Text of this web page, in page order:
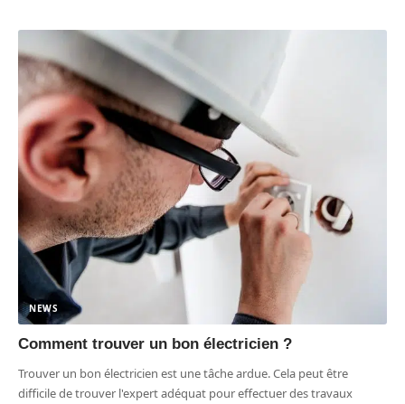
NEWS
Comment trouver un bon électricien ?
Trouver un bon électricien est une tâche ardue. Cela peut être
difficile de trouver l'expert adéquat pour effectuer des travaux